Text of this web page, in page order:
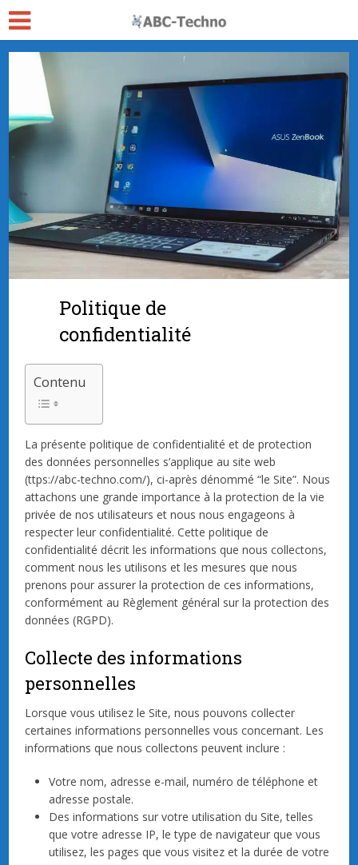
Politique de
confidentialité
Contenu
La présente politique de confidentialité et de protection
des données personnelles s’applique au site web
(ttps://abc-techno.com/), ci-après dénommé “le Site”. Nous
attachons une grande importance à la protection de la vie
privée de nos utilisateurs et nous nous engageons à
respecter leur confidentialité. Cette politique de
confidentialité décrit les informations que nous collectons,
comment nous les utilisons et les mesures que nous
prenons pour assurer la protection de ces informations,
conformément au Règlement général sur la protection des
données (RGPD).
Collecte des informations
personnelles
Lorsque vous utilisez le Site, nous pouvons collecter
certaines informations personnelles vous concernant. Les
informations que nous collectons peuvent inclure :
Votre nom, adresse e-mail, numéro de téléphone et
adresse postale.
Des informations sur votre utilisation du Site, telles
que votre adresse IP, le type de navigateur que vous
utilisez, les pages que vous visitez et la durée de votre